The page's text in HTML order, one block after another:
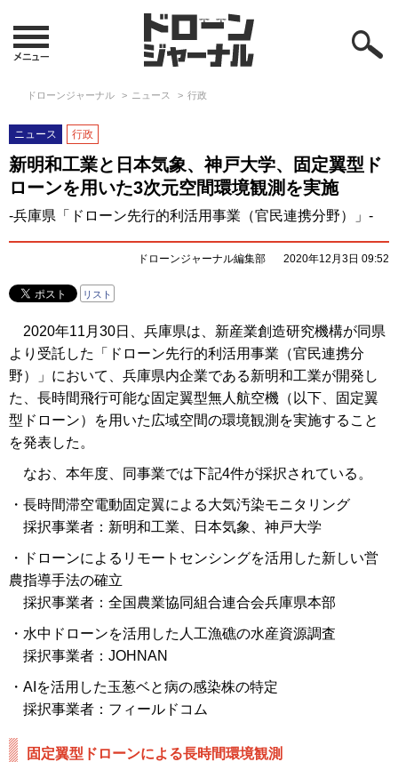
ドローンジャーナル ニュース 行政
ニュース 行政
新明和工業と日本気象、神戸大学、固定翼型ド
ローンを用いた3次元空間環境観測を実施
-兵庫県「ドローン先行的利活用事業（官民連携分野）」-
ドローンジャーナル編集部 2020年12月3日 09:52
リスト
2020年11月30日、兵庫県は、新産業創造研究機構が同県
より受託した「ドローン先行的利活用事業（官民連携分
野）」において、兵庫県内企業である新明和工業が開発し
た、長時間飛行可能な固定翼型無人航空機（以下、固定翼
型ドローン）を用いた広域空間の環境観測を実施すること
を発表した。
なお、本年度、同事業では下記4件が採択されている。
・長時間滞空電動固定翼による大気汚染モニタリング
採択事業者：新明和工業、日本気象、神戸大学
・ドローンによるリモートセンシングを活用した新しい営
農指導手法の確立
採択事業者：全国農業協同組合連合会兵庫県本部
・水中ドローンを活用した人工漁礁の水産資源調査
採択事業者：JOHNAN
・AIを活用した玉葱ベと病の感染株の特定
採択事業者：フィールドコム
固定翼型ドローンによる長時間環境観測